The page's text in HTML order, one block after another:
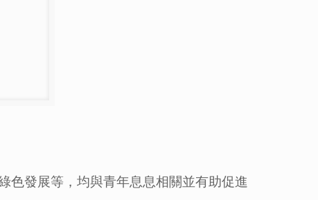
色發展等，均與青年息息相關並有助促進